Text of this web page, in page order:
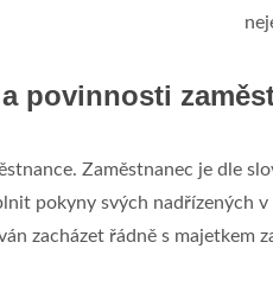
povinnosti
Zaměstnanec je dle
pokyny svých nadřízených
zacházet řádně s majetkem